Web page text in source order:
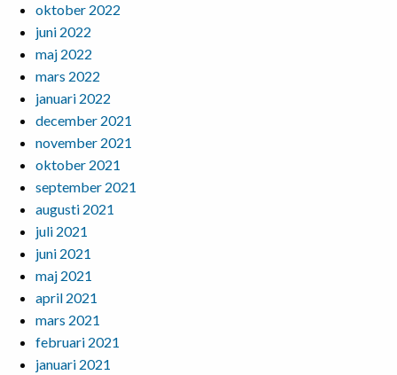
oktober 2022
juni 2022
maj 2022
mars 2022
januari 2022
december 2021
november 2021
oktober 2021
september 2021
augusti 2021
juli 2021
juni 2021
maj 2021
april 2021
mars 2021
februari 2021
januari 2021